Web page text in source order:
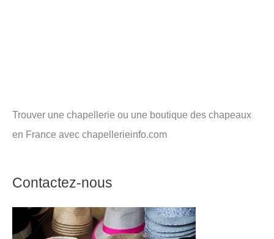
Trouver une chapellerie ou une boutique des chapeaux
en France avec chapellerieinfo.com
Contactez-nous